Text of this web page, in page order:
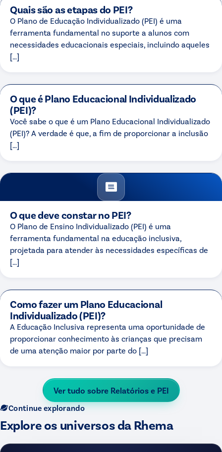
Quais são as etapas do PEI?
O Plano de Educação Individualizado (PEI) é uma
ferramenta fundamental no suporte a alunos com
necessidades educacionais especiais, incluindo aqueles
[…]
O que é Plano Educacional Individualizado
(PEI)?
Você sabe o que é um Plano Educacional Individualizado
(PEI)? A verdade é que, a fim de proporcionar a inclusão
[…]
O que deve constar no PEI?
O Plano de Ensino Individualizado (PEI) é uma
ferramenta fundamental na educação inclusiva,
projetada para atender às necessidades específicas de
[…]
Como fazer um Plano Educacional
Individualizado (PEI)?
A Educação Inclusiva representa uma oportunidade de
proporcionar conhecimento às crianças que precisam
de uma atenção maior por parte do […]
Ver tudo sobre Relatórios e PEI
Continue explorando
Explore os universos da Rhema